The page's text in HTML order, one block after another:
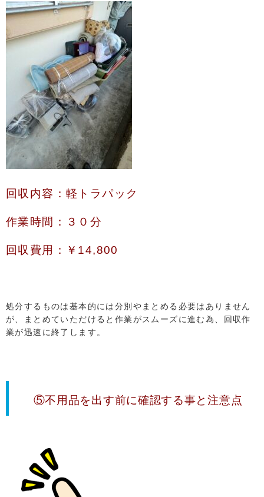
回収内容：軽トラパック
作業時間：３０分
回収費用：￥14,800
処分するものは基本的には分別やまとめる必要はありません
が、まとめていただけると作業がスムーズに進む為、回収作
業が迅速に終了します。
⑤不用品を出す前に確認する事と注意点